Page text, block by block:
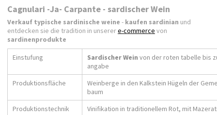
Cagnulari -Ja- Carpante - sardischer Wein
Verkauf typische sardinische weine - kaufen sardinian und
entdecken sie die tradition in unserere-commerce von
sardinenprodukte
Einstufung Sardischer Wein von der roten tabelle bis
angabe
Produktionsfläche
Weinberge in den Kalkstein Hügeln der
baum
Produktionstechnik
Vinifikation in traditionellem Rot, mit